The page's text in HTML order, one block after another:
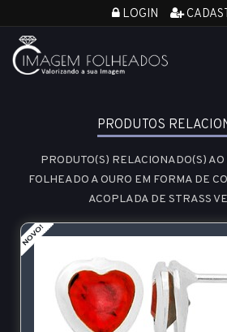
LOGIN
PRODUTOS
PRODUTO(S) RELACIONADO(S) AO
FOLHEADO A OURO EM FORMA DE
ACOPLADA DE STRASS